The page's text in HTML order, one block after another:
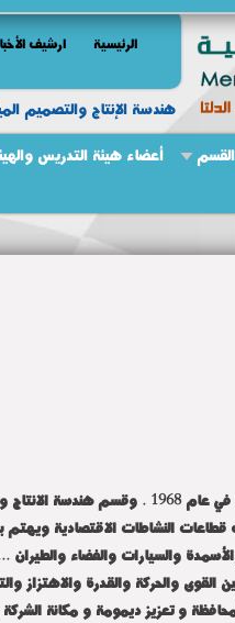
الرئيسية ارشيف
هندسة الإنتاج والتصميم
أعضاء هيئة التدريس
انشىء قسم هندسة الإنتاج في
النشاطات الاقتصادية
والسيارات والفضاء
القوى والحركة والقدرة
و تعزيز ديمومة و مكانة الشركة